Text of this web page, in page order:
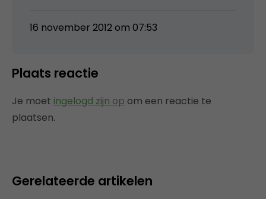
16 november 2012 om 07:53
Plaats reactie
Je moet ingelogd zijn op om een reactie te
plaatsen.
Gerelateerde artikelen